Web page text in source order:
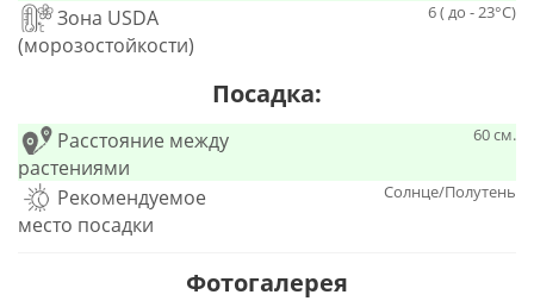
Зона USDA
(морозостойкости)
6 ( до - 23°С)
Посадка:
Расстояние между
растениями
60 см.
Рекомендуемое
место посадки
Солнце/Полутень
Фотогалерея